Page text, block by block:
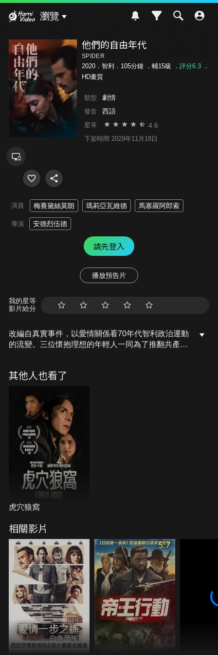
瀏覽
他們的自由年代
SPIDER
2020．智利．105分鐘 ． 輔15級 ． 評分6.3．
HD畫質
類型 劇情
發音 西語
星等 4.6
下架時間 2029年11月18日
演員 梅賽黛絲莫朗 瑪莉亞瓦維德 馬塞羅阿郎索
導演 安德烈伍德
請先登入
播放預告片
我的星等
影片給分
改編自真實事件，以愛情關係看70年代智利政治運動
的流變。三位懷抱理想的年輕人一同為了推翻共產政
其他人也看了
虎穴狼窩
相關影片
5.7